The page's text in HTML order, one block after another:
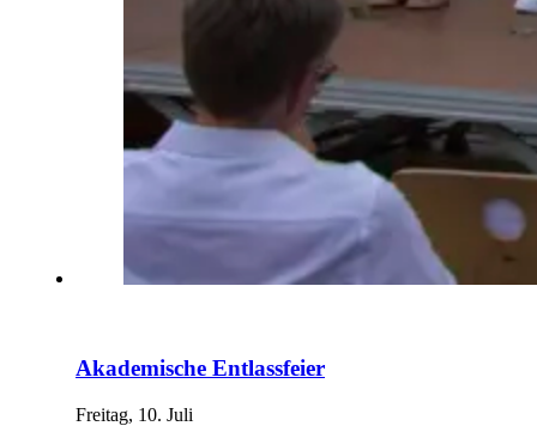
Akademische Entlassfeier
Freitag, 10. Juli